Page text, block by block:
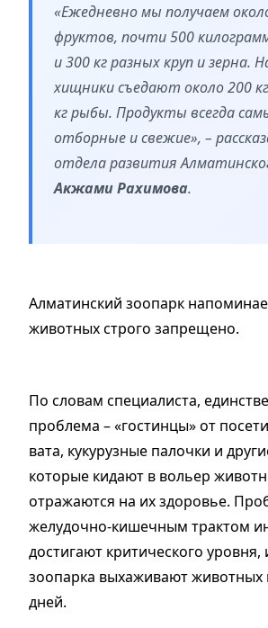
«Ежедневно мы получаем
фруктов, почти 500
и 300 кг разных круп и зерна.
хищники съедают около 200
кг рыбы. Продукты всегда
отборные и свежие», –
отдела развития
Акжами Рахимова.
Алматинский зоопарк
животных строго запрещено.
По словам специалиста,
проблема – «гостинцы» от
вата, кукурузные палочки и
которые кидают в вольер
отражаются на их здоровье.
желудочно-кишечным трактом
достигают критического
зоопарка выхаживают животных
дней.